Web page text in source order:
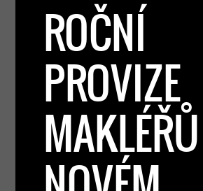
ROČNÍ
PROVIZE